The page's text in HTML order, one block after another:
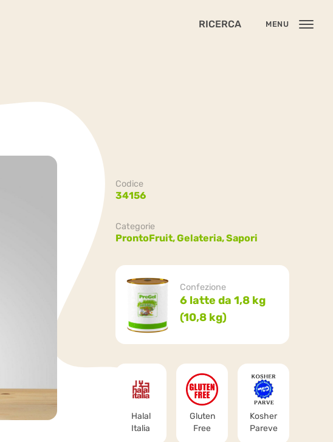
RICERCA MENU
Codice
34156
Categorie
ProntoFruit,Gelateria,Sapori
Confezione
6 latte da 1,8 kg
(10,8 kg)
Halal
Italia
Gluten
Free
Kosher
Pareve